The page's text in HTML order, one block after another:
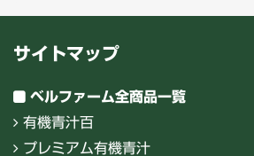
サイトマップ
ベルファーム全商品一覧
有機青汁百
プレミアム有機青汁